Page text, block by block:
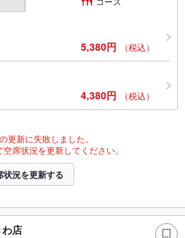
5,380円 （税込）
4,380円 （税込）
更新に失敗しました。
席状況を更新してください。
状況を更新する
店